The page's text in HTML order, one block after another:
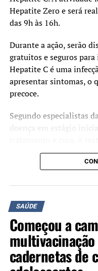
Hepatite Zero e será
das 9h às 16h.
Durante a ação, serão
gratuitos e seguros
Hepatite C é uma
apresentar sintomas, o
precoce.
Segundo especialistas
doença em estágio
formas de detectar a
para acompanhamento
A iniciativa é
Industrial, Canoas,
Integração, com o
informação e estimular
SAÚDE
Começou a
cadernetas de